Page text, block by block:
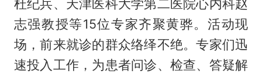
杜纪兵、天津医科大学第二医院心内科赵
志强教授等15位专家齐聚黄骅。活动现
场，前来就诊的群众络绎不绝。专家们迅
速投入工作，为患者问诊、检查、答疑解